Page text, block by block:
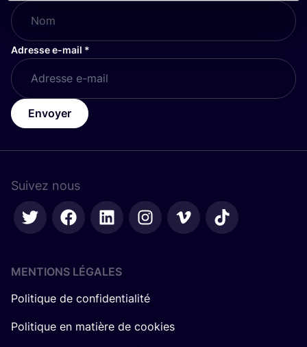
Adresse e-mail *
Envoyer
Suivez nous
MENTIONS LÉGALES
Politique de confidentialité
Politique en matière de cookies